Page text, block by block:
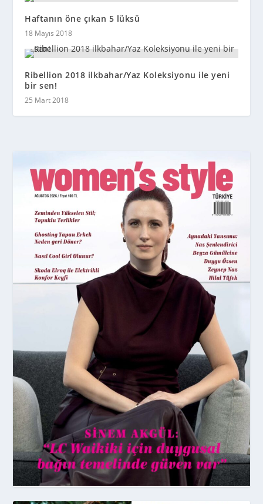
Haftanın öne çıkan 5 lüksü
18 Mayıs 2018
Ribellion 2018 ilkbahar/Yaz Koleksiyonu ile yeni
bir sen!
25 Mart 2018